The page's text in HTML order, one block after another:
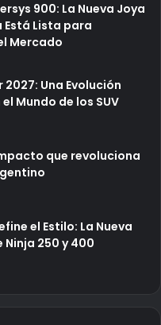
900: La Nueva Joya
Está Lista para
Mercado
Una Evolución
Mundo de los SUV
que revoluciona
el Estilo: La Nueva
Ninja 250 y 400